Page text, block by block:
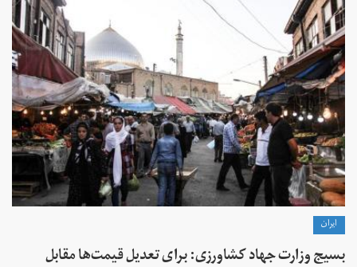
ايران
بسیج وزارت جهاد کشاورزی: برای تعدیل قیمت‌ها مقابل